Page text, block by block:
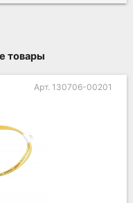
товары
Арт. 130706-00201